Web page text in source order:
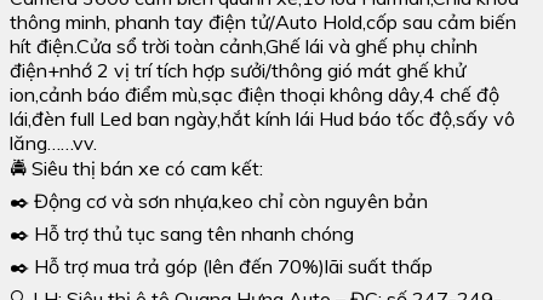
thông minh, phanh tay điện tử/Auto Hold,cốp sau cảm biến
hít điện.Cửa sổ trời toàn cảnh,Ghế lái và ghế phụ chỉnh
điện+nhớ 2 vị trí tích hợp sưởi/thông gió mát ghế khử
ion,cảnh báo điểm mù,sạc điện thoại không dây,4 chế độ
lái,đèn full Led ban ngày,hắt kính lái Hud báo tốc độ,sấy vô
lăng……vv.
🚔 Siêu thị bán xe có cam kết:
✒️ Động cơ và sơn nhựa,keo chỉ còn nguyên bản
✒️ Hỗ trợ thủ tục sang tên nhanh chóng
✒️ Hỗ trợ mua trả góp (lên đến 70%)lãi suất thấp